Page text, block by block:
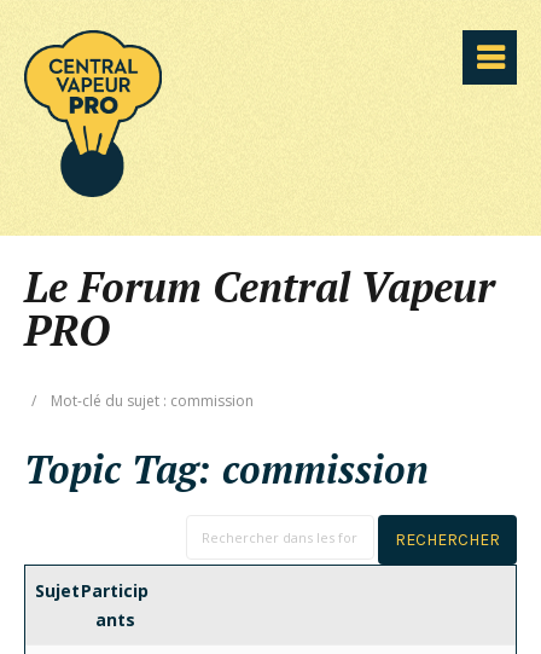
Le Forum Central Vapeur
PRO
/ Mot-clé du sujet : commission
Topic Tag: commission
SujetParticip
ants